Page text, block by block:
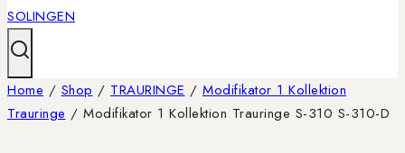
Home / Shop / TRAURINGE / Modifikator 1 Kollektion
Trauringe / Modifikator 1 Kollektion Trauringe S-310 S-310-D